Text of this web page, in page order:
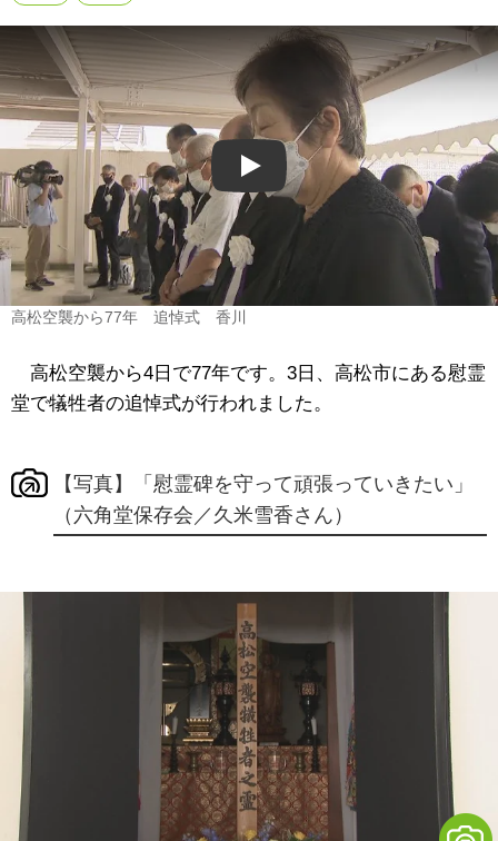
Play
高松空襲から77年 追悼式 香川
高松空襲から4日で77年です。3日、高松市にある慰霊
堂で犠牲者の追悼式が行われました。
【写真】「慰霊碑を守って頑張っていきたい」
（六角堂保存会／久米雪香さん）